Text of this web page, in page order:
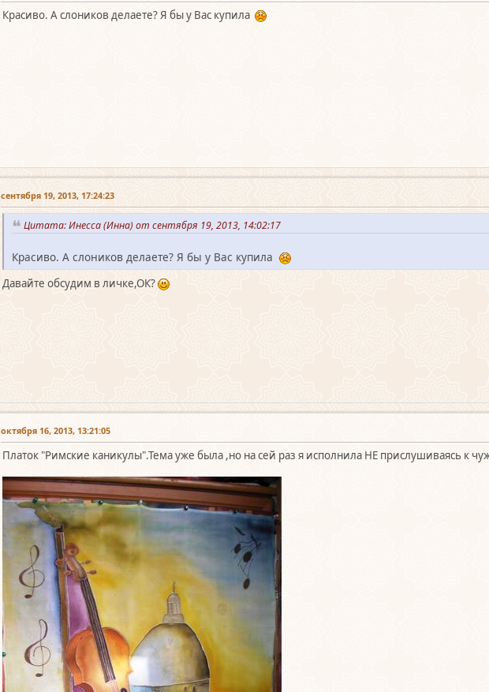
Красиво. А слоников делаете? Я бы у Вас купила
сентября 19, 2013, 17:24:23
Цитата: Инесса (Инна) от сентября 19, 2013, 14:02:17
Красиво. А слоников делаете? Я бы у Вас купила
Давайте обсудим в личке,ОК?
октября 16, 2013, 13:21:05
Платок "Римские каникулы".Тема уже была ,но на сей раз я исполнила НЕ прислушиваясь к